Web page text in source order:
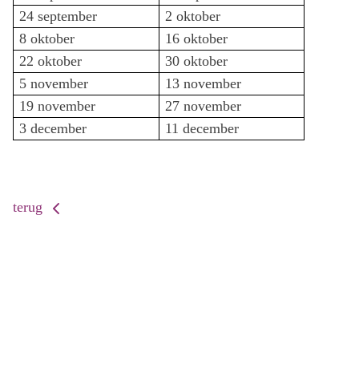
24 september
2 oktober
8 oktober
16 oktober
22 oktober
30 oktober
5 november
13 november
19 november
27 november
3 december
11 december
terug